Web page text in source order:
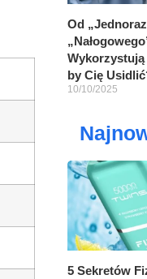
Od
by Cię
10/10/2025
5 Sekretów